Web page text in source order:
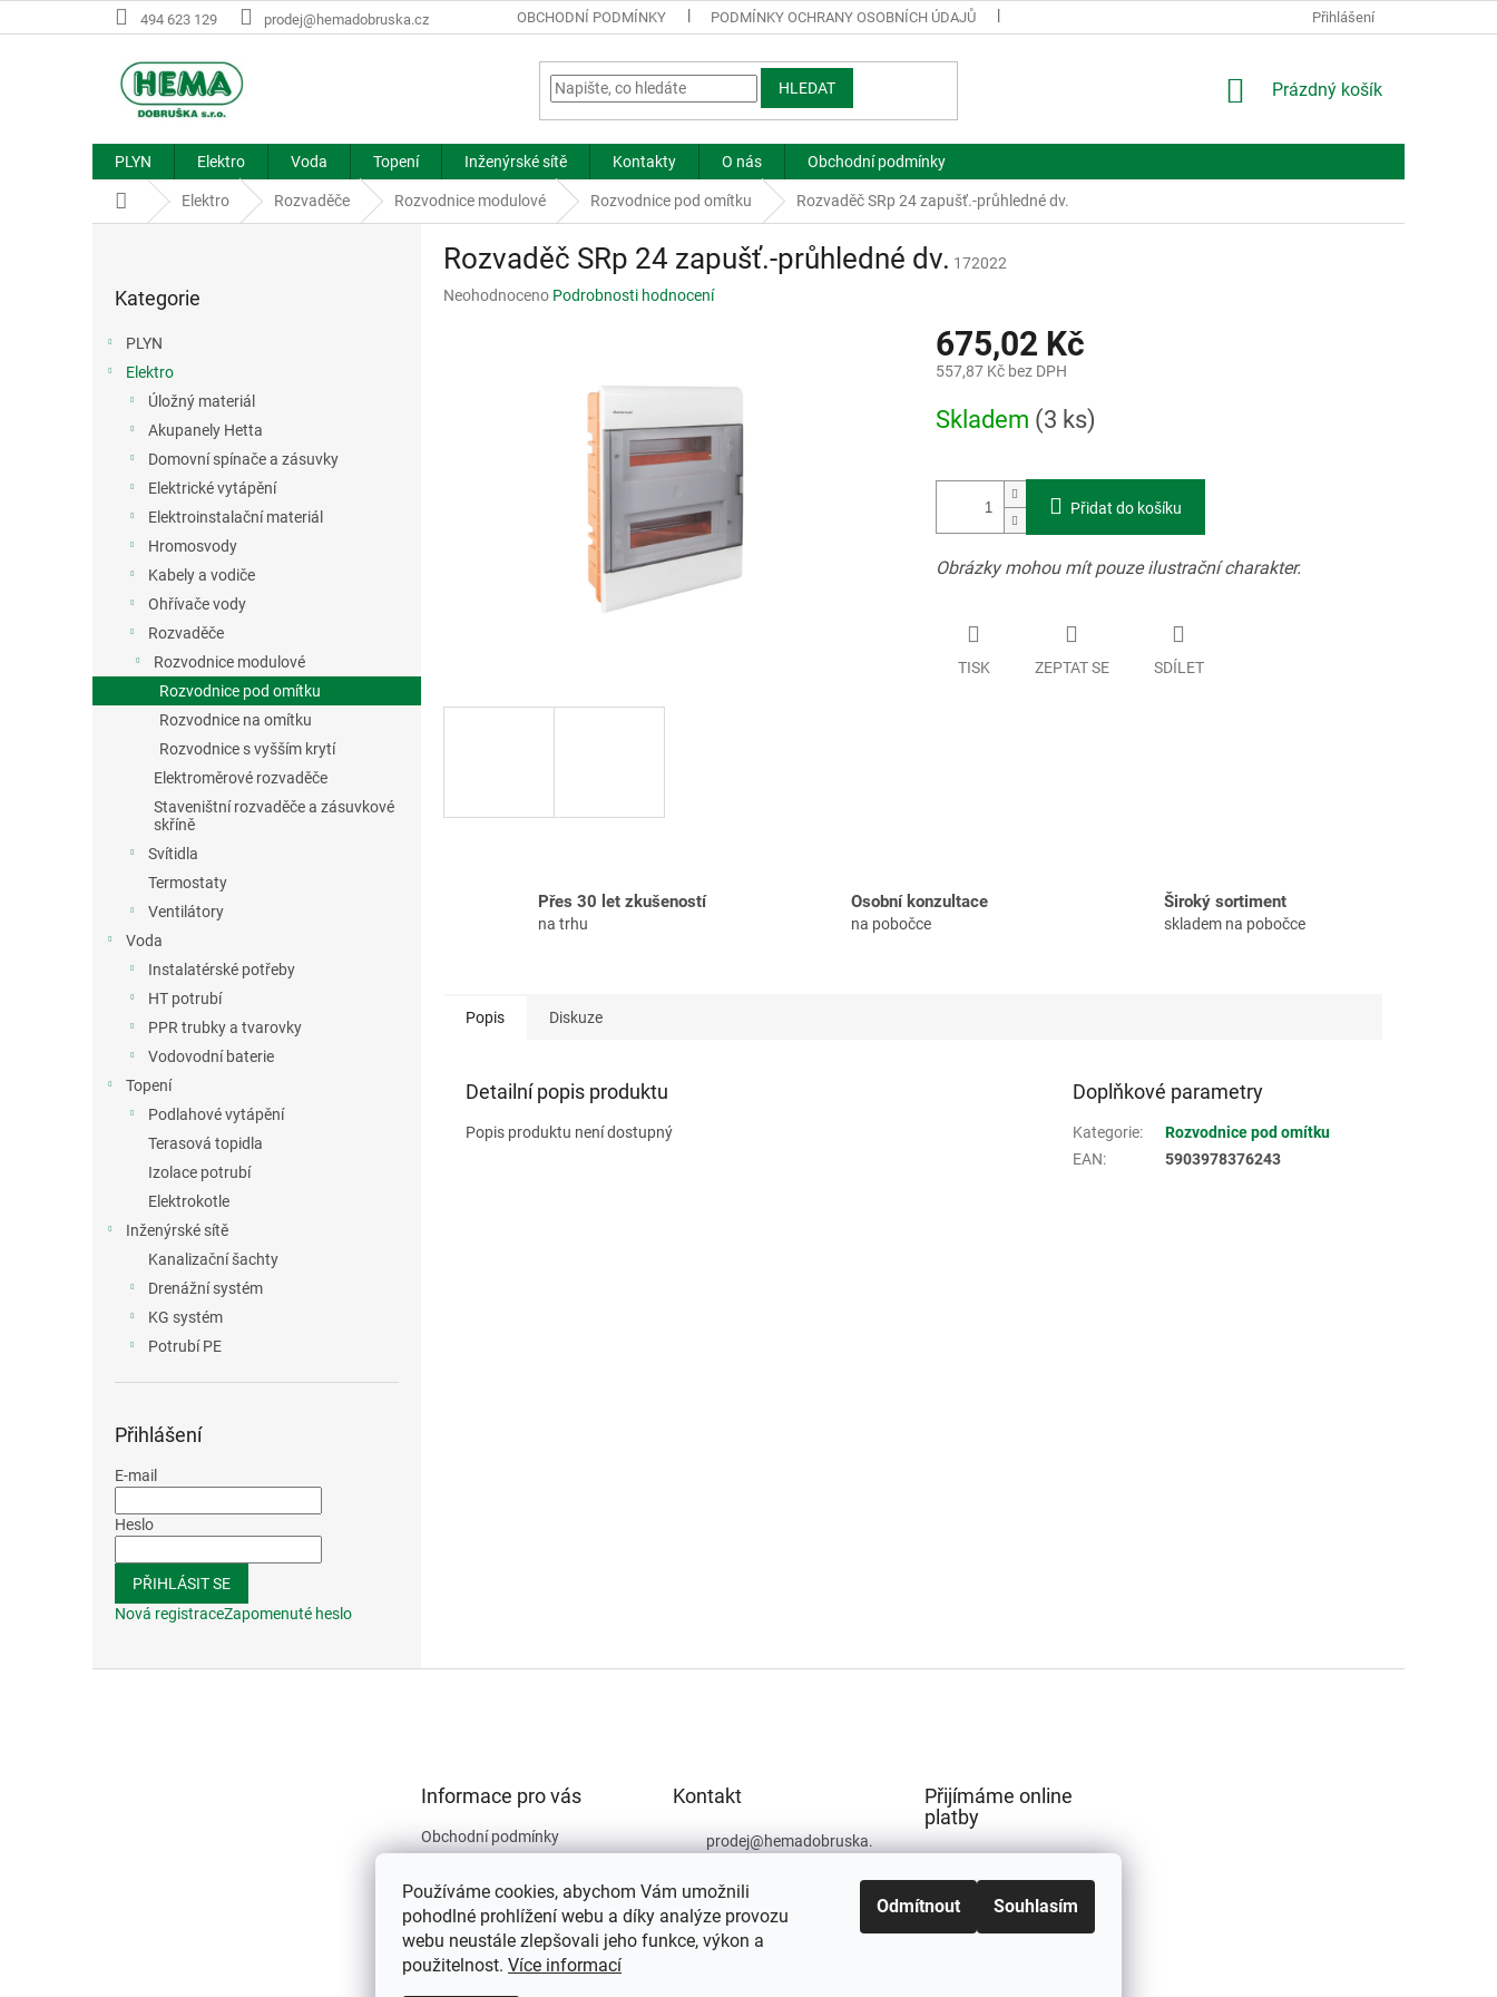
Používáme cookies, abychom Vám umožnili
pohodlné prohlížení webu a díky analýze provozu
webu neustále zlepšovali jeho funkce, výkon a
použitelnost. Více informací
Odmítnout Souhlasím
na
494 623 129 prodej@hemadobruska.cz OBCHODNÍ PODMÍNKY PODMÍNKY OCHRANY OSOBNÍCH ÚDAJŮ Přihlášení
HLEDAT
NÁKUPNÍ
Prázdný košík
PLYN Elektro Voda Topení Inženýrské sítě Kontakty O nás Obchodní podmínky
Domů Elektro Rozvaděče Rozvodnice modulové Rozvodnice pod omítku Rozvaděč SRp 24 zapušť.-průhledné dv.
kategorie
Kategorie
PLYN
Elektro
Úložný materiál
Akupanely Hetta
Domovní spínače a zásuvky
Elektrické vytápění
Elektroinstalační materiál
Hromosvody
Kabely a vodiče
Ohřívače vody
Rozvaděče
Rozvodnice modulové
Rozvodnice pod omítku
Rozvodnice na omítku
Rozvodnice s vyšším krytí
Elektroměrové rozvaděče
Staveništní rozvaděče a zásuvkové
skříně
Svítidla
Termostaty
Ventilátory
Voda
Instalatérské potřeby
HT potrubí
PPR trubky a tvarovky
Vodovodní baterie
Topení
Podlahové vytápění
Terasová topidla
Izolace potrubí
Elektrokotle
Inženýrské sítě
Kanalizační šachty
Drenážní systém
KG systém
Potrubí PE
Přihlášení
E-mail
Heslo
PŘIHLÁSIT SE
Nová registraceZapomenuté heslo
Rozvaděč SRp 24 zapušť.-průhledné dv. 172022
Průměrné
Neohodnoceno Podrobnosti hodnocení
675,02 Kč
557,87 Kč bez DPH
cena:
Skladem (3 ks)
Přidat do košíku
Obrázky mohou mít pouze ilustrační charakter.
TISK ZEPTAT SE SDÍLET
Přes 30 let zkušeností
na trhu
Osobní konzultace
na pobočce
Široký sortiment
skladem na pobočce
Popis Diskuze
Detailní popis produktu
Popis produktu není dostupný
Doplňkové parametry
Kategorie:
Rozvodnice pod omítku
EAN: 5903978376243
Informace pro vás
Obchodní podmínky
údajů
Kontakty
O nás
Kontakt
prodej@hemadobruska.
494 623 129
Přijímáme online
platby